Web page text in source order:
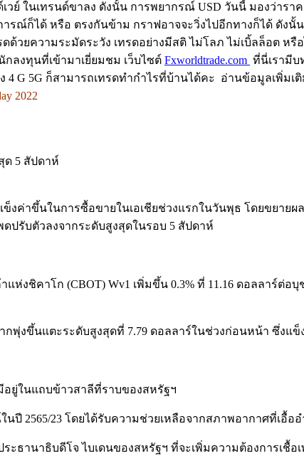
ย์ ในเทรนด์ขาลง ดังนั้น การพยากรณ์ USD วันนี้ มองว่ารา
ารณ์ก็ได้ หรือ ตรงกันข้าม กราฟอาจจะวิ่งไปอีกทางก็ได้ ดั
ด้วยความระมัดระวัง เทรดอย่างมีสติ ไม่โลภ ไม่เบิ้ลล็อต ห
ลงทุนที่เข้ามาเยี่ยมชม เว็บไซต์ Fxworldtrade.com ที่นี่เรามีบ
4 G 5G ก็สามารถเทรดทำกำไรที่บ้านได้คะ อ่านข้อมูลเพิ่มเ
2022
5 สัปดาห์
ค่าขึ้นในการซื้อขายในเอเชียช่วงแรกในวันพุธ โดยขยาย
ปรับตัวลงจากระดับสูงสุดในรอบ 5 สัปดาห์
คาโก (CBOT) Wv1 เพิ่มขึ้น 0.3% ที่ 11.16 ดอลลาร์ต่อบุ
ากพุ่งขึ้นแตะระดับสูงสุดที่ 7.79 ดอลลาร์ในช่วงก่อนหน้า ซึ่งแ
ยู่ในแถบข้าวสาลีที่ราบของสหรัฐฯ
2565/23 โดยได้รับความช่วยเหลือจากสภาพอากาศที่เอื้อ
ธานาธิบดีโจ ไบเดนของสหรัฐฯ ที่จะเพิ่มความต้องการเชื้